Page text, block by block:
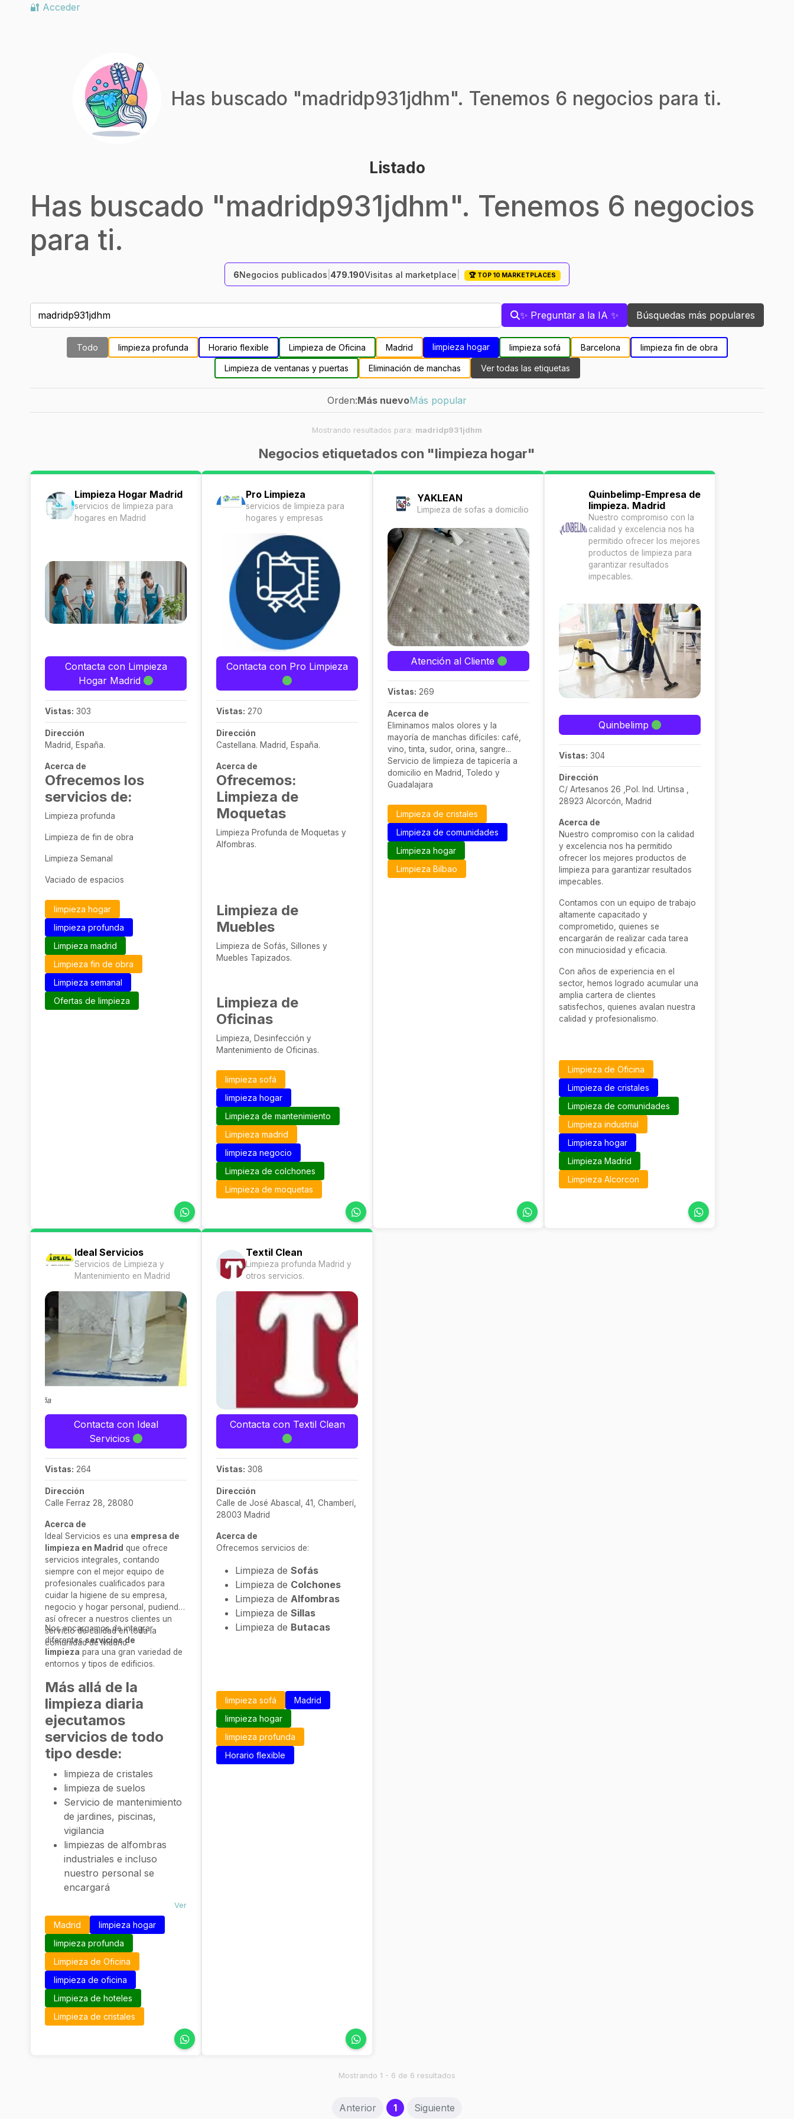
🔐 Acceder
Has buscado "madridp931jdhm". Tenemos 6 negocios para ti.
Listado
Has buscado "madridp931jdhm". Tenemos 6 negocios
para ti.
6Negocios publicados 479.190Visitas al marketplace 🏆 TOP 10 MARKETPLACES
✨ Preguntar a la IA ✨ Búsquedas más populares
Todo limpieza profunda Horario flexible Limpieza de Oficina Madrid limpieza hogar limpieza sofá Barcelona limpieza fin de obra
Limpieza de ventanas y puertas Eliminación de manchas Ver todas las etiquetas
Orden:Más nuevoMás popular
Mostrando resultados para: madridp931jdhm
Negocios etiquetados con "limpieza hogar"
Limpieza Hogar Madrid
servicios de limpieza para
hogares en Madrid
Contacta con Limpieza
Hogar Madrid
Vistas: 303
Dirección
Madrid, España.
Acerca de
Ofrecemos los
servicios de:
Limpieza profunda
Limpieza de fin de obra
Limpieza Semanal
Vaciado de espacios
limpieza hogar
limpieza profunda
Limpieza madrid
Limpieza fin de obra
Limpieza semanal
Ofertas de limpieza
Pro Limpieza
servicios de limpieza para
hogares y empresas
Contacta con Pro Limpieza
Vistas: 270
Dirección
Castellana. Madrid, España.
Acerca de
Ofrecemos:
Limpieza de
Moquetas
Limpieza Profunda de Moquetas y
Alfombras.
Limpieza de
Muebles
Limpieza de Sofás, Sillones y
Muebles Tapizados.
Limpieza de
Oficinas
Limpieza, Desinfección y
Mantenimiento de Oficinas.
limpieza sofá
limpieza hogar
Limpieza de mantenimiento
Limpieza madrid
limpieza negocio
Limpieza de colchones
Limpieza de moquetas
YAKLEAN
Limpieza de sofas a domicilio
Atención al Cliente
Vistas: 269
Acerca de
Eliminamos malos olores y la
mayoría de manchas difíciles: café,
vino, tinta, sudor, orina, sangre...
Servicio de limpieza de tapicería a
domicilio en Madrid, Toledo y
Guadalajara
Limpieza de cristales
Limpieza de comunidades
Limpieza hogar
Limpieza Bilbao
Quinbelimp-Empresa de
limpieza. Madrid
Nuestro compromiso con la
calidad y excelencia nos ha
permitido ofrecer los mejores
productos de limpieza para
garantizar resultados
impecables.
Quinbelimp
Vistas: 304
Dirección
C/ Artesanos 26 ,Pol. Ind. Urtinsa ,
28923 Alcorcón, Madrid
Acerca de
Nuestro compromiso con la calidad
y excelencia nos ha permitido
ofrecer los mejores productos de
limpieza para garantizar resultados
impecables.
Contamos con un equipo de trabajo
altamente capacitado y
comprometido, quienes se
encargarán de realizar cada tarea
con minuciosidad y eficacia.
Con años de experiencia en el
sector, hemos logrado acumular una
amplia cartera de clientes
satisfechos, quienes avalan nuestra
calidad y profesionalismo.
Limpieza de Oficina
Limpieza de cristales
Limpieza de comunidades
Limpieza industrial
Limpieza hogar
Limpieza Madrid
Limpieza Alcorcon
Ideal Servicios
Servicios de Limpieza y
Mantenimiento en Madrid
Contacta con Ideal
Servicios
Vistas: 264
Dirección
Calle Ferraz 28, 28080
Acerca de
Ideal Servicios es una empresa de
limpieza en Madrid que ofrece
servicios integrales, contando
siempre con el mejor equipo de
profesionales cualificados para
cuidar la higiene de su empresa,
negocio y hogar personal, pudiendo
así ofrecer a nuestros clientes un
servicio de calidad en toda la
comunidad de Madrid.
Nos encargamos de integrar
diferentesservicios de
limpieza para una gran variedad de
entornos y tipos de edificios.
Más allá de la
limpieza diaria
ejecutamos
servicios de todo
tipo desde:
limpieza de cristales
limpieza de suelos
Servicio de mantenimiento
de jardines, piscinas,
vigilancia
limpiezas de alfombras
industriales e incluso
nuestro personal se
encargará
mantenimiento integral del
edificio.
Ver
Madrid
limpieza hogar
limpieza profunda
Limpieza de Oficina
limpieza de oficina
Limpieza de hoteles
Limpieza de cristales
Textil Clean
Limpieza profunda Madrid y
otros servicios.
Contacta con Textil Clean
Vistas: 308
Dirección
Calle de José Abascal, 41, Chamberí,
28003 Madrid
Acerca de
Ofrecemos servicios de:
Limpieza de Sofás
Limpieza de Colchones
Limpieza de Alfombras
Limpieza de Sillas
Limpieza de Butacas
limpieza sofá
Madrid
limpieza hogar
limpieza profunda
Horario flexible
Mostrando 1 - 6 de 6 resultados
Anterior 1(current)
Siguiente